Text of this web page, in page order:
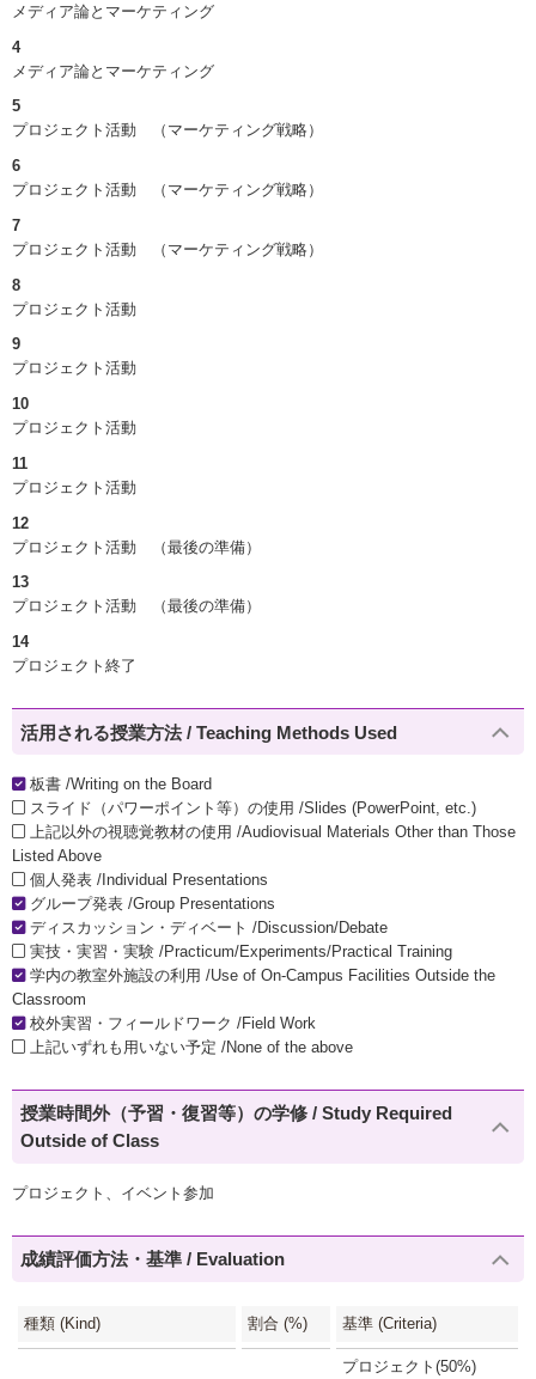
メディア論とマーケティング
4
メディア論とマーケティング
5
プロジェクト活動 （マーケティング戦略）
6
プロジェクト活動 （マーケティング戦略）
7
プロジェクト活動 （マーケティング戦略）
8
プロジェクト活動
9
プロジェクト活動
10
プロジェクト活動
11
プロジェクト活動
12
プロジェクト活動 （最後の準備）
13
プロジェクト活動 （最後の準備）
14
プロジェクト終了
活用される授業方法 / Teaching Methods Used
板書 /Writing on the Board
スライド（パワーポイント等）の使用 /Slides (PowerPoint, etc.)
上記以外の視聴覚教材の使用 /Audiovisual Materials Other than Those
Listed Above
個人発表 /Individual Presentations
グループ発表 /Group Presentations
ディスカッション・ディベート /Discussion/Debate
実技・実習・実験 /Practicum/Experiments/Practical Training
学内の教室外施設の利用 /Use of On-Campus Facilities Outside the
Classroom
校外実習・フィールドワーク /Field Work
上記いずれも用いない予定 /None of the above
授業時間外（予習・復習等）の学修 / Study Required
Outside of Class
プロジェクト、イベント参加
成績評価方法・基準 / Evaluation
種類 (Kind) 割合 (%) 基準 (Criteria)
プロジェクト(50%)